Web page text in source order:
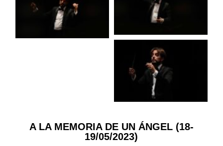
A LA MEMORIA DE UN ÁNGEL (18-
19/05/2023)